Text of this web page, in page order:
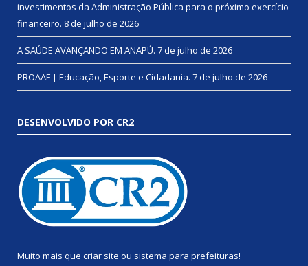
investimentos da Administração Pública para o próximo exercício
financeiro. 8 de julho de 2026
A SAÚDE AVANÇANDO EM ANAPÚ. 7 de julho de 2026
PROAAF | Educação, Esporte e Cidadania. 7 de julho de 2026
DESENVOLVIDO POR CR2
Muito mais que criar site ou sistema para prefeituras!